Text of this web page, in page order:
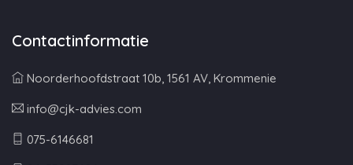
Contactinformatie
Noorderhoofdstraat 10b, 1561 AV, Krommenie
info@cjk-advies.com
075-6146681